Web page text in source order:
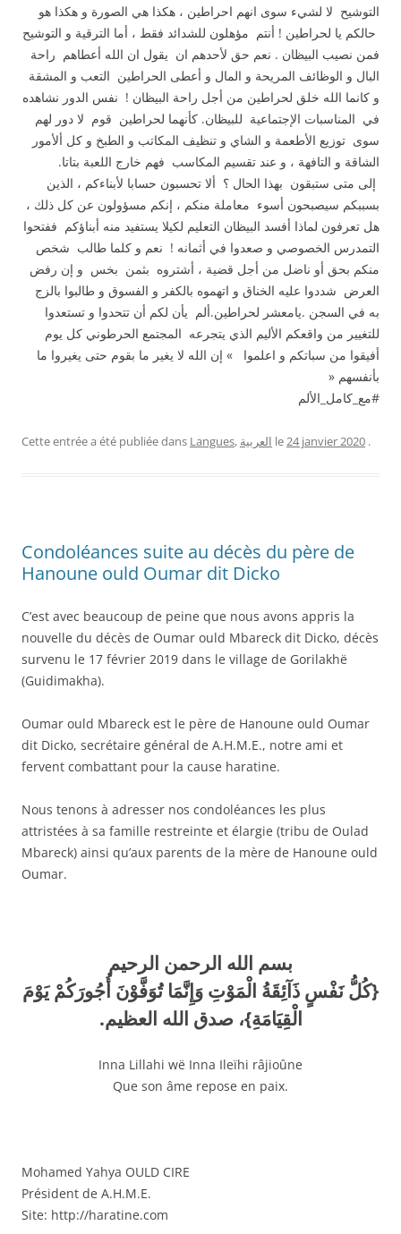
التوشيح لا لشيء سوى انهم احراطين ، هكذا هي الصورة و هكذا هو
حالكم يا لحراطين ! أنتم مؤهلون للشدائد فقط ، أما الترقية و التوشيح
فمن نصيب البيظان . نعم حق لأحدهم ان يقول ان الله أعطاهم راحة
البال و الوظائف المريحة و المال و أعطى الحراطين التعب و المشقة
و كانما الله خلق لحراطين من أجل راحة البيظان ! نفس الدور نشاهده
في المناسبات الإجتماعية للبيظان. كأنهما لحراطين قوم لا دور لهم
سوى توزيع الأطعمة و الشاي و تنظيف المكاتب و الطبخ و كل ألأمور
الشاقة و التافهة ، و عند تقسيم المكاسب فهم خارج اللعبة بتاتا.
إلى متى ستبقون بهذا الحال ؟ ألا تحسبون حسابا لأبناءكم ، الذين
بسببكم سيصبحون أسوء معاملة منكم ، إنكم مسؤولون عن كل ذلك ،
هل تعرفون لماذا أفسد البيظان التعليم لكيلا يستفيد منه أبناؤكم ففتحوا
التمدرس الخصوصي و صعدوا في أثمانه ! نعم و كلما طالب شخص
منكم بحق أو ناضل من أجل قضية ، أشتروه بثمن بخس و إن رفض
العرض شددوا عليه الخناق و اتهموه بالكفر و الفسوق و طالبوا بالزج
به في السجن .يامعشر لحراطين.ألم يأن لكم أن تتحدوا و تستعدوا
للتغيير من واقعكم الأليم الذي يتجرعه المجتمع الحرطوني كل يوم
أفيقوا من سباتكم و اعلموا » إن الله لا يغير ما بقوم حتى يغيروا ما
بأنفسهم «
#مع_كامل_الألم
Cette entrée a été publiée dans Langues, العربية le24 janvier 2020 .
Condoléances suite au décès du père de
Hanoune ould Oumar dit Dicko
C’est avec beaucoup de peine que nous avons appris la
nouvelle du décès de Oumar ould Mbareck dit Dicko, décès
survenu le 17 février 2019 dans le village de Gorilakhë
(Guidimakha).
Oumar ould Mbareck est le père de Hanoune ould Oumar
dit Dicko, secrétaire général de A.H.M.E., notre ami et
fervent combattant pour la cause haratine.
Nous tenons à adresser nos condoléances les plus
attristées à sa famille restreinte et élargie (tribu de Oulad
Mbareck) ainsi qu’aux parents de la mère de Hanoune ould
Oumar.
بسم الله الرحمن الرحيم
{كُلُّ نَفْسٍ ذَآئِقَةُ الْمَوْتِ وَإِنَّمَا تُوَفَّوْنَ أُجُورَكُمْ يَوْمَ
الْقِيَامَةِ}، صدق الله العظيم.
Inna Lillahi wë Inna Ileïhi râjioûne
Que son âme repose en paix.
Mohamed Yahya OULD CIRE
Président de A.H.M.E.
Site: http://haratine.com